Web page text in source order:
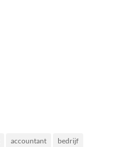
accountant
bedrijf